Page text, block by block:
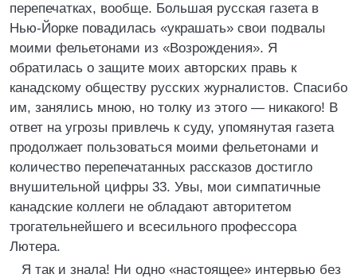
перепечатках, вообще. Большая русская газета в
Нью-Йорке повадилась «украшать» свои подвалы
моими фельетонами из «Возрождения». Я
обратилась о защите моих авторских правь к
канадскому обществу русских журналистов. Спасибо
им, занялись мною, но толку из этого — никакого! В
ответ на угрозы привлечь к суду, упомянутая газета
продолжает пользоваться моими фельетонами и
количество перепечатанных рассказов достигло
внушительной цифры 33. Увы, мои симпатичные
канадские коллеги не обладают авторитетом
трогательнейшего и всесильного профессора
Лютера.
Я так и знала! Ни одно «настоящее» интервью без